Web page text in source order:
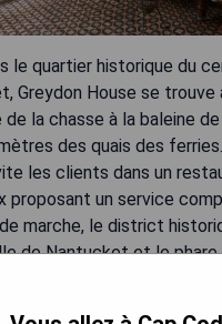
le quartier historique du
Greydon House se trouve
de la chasse à la baleine
des quais des
les clients dans un
proposant un service
marche, le district
de Nantucket et le phare